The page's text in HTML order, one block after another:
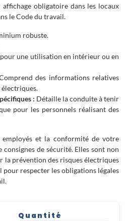
obligatoire dans les locaux
le Code du travail.
robuste.
une utilisation en intérieur ou en
des informations relatives
électriques.
: Détaille la conduite à tenir
pour les personnels réalisant des
et la conformité de votre
consignes de sécurité. Elles sont non
prévention des risques électriques
pour respecter les obligations légales
Quantité